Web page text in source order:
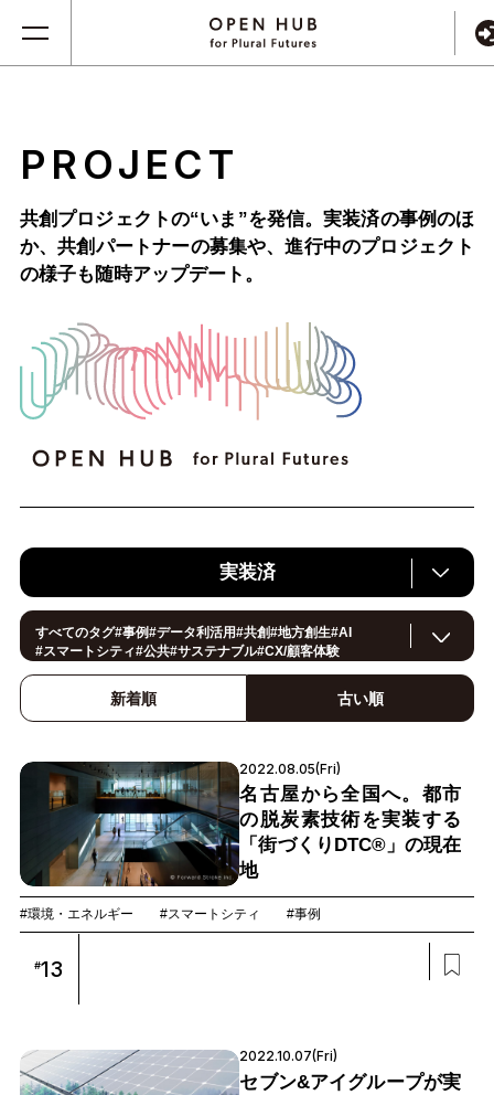
PROJECT
共創プロジェクトの“いま”を発信。実装済の事例のほ
か、共創パートナーの募集や、進行中のプロジェクト
の様子も随時アップデート。
実装済
すべてのタグ#事例#データ利活用#共創#地方創生#AI
#スマートシティ#公共#サステナブル#CX/顧客体験
#ヘルスケア #環境・エネルギー #働き方改革
イノベーション#IoT
スマートファクトリー
デジタルツイン
新着順 古い順
2022.08.05(Fri)
名古屋から全国へ。都市
の脱炭素技術を実装する
「街づくりDTC®」の現在
地
#環境・エネルギー #スマートシティ #事例
#13
2022.10.07(Fri)
セブン&アイグループが実